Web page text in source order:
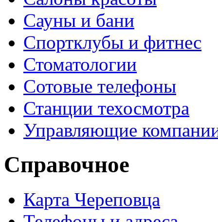
Сауны и бани
Спортклубы и фитнес
Стоматологии
Сотовые телефоны
Станции техосмотра
Управляющие
Справочное
Карта Череповца